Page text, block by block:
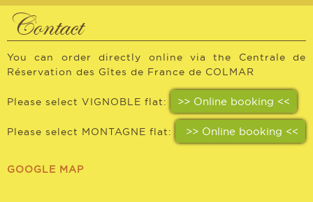
HOME
VIGNOBLE FLAT
MONTAGNE FLAT
Contact
You can order directly online via the Centrale de
Réservation des Gîtes de France de COLMAR
Please select VIGNOBLE flat: >> Online booking <<
Please select MONTAGNE flat: >> Online booking <<
GOOGLE MAP